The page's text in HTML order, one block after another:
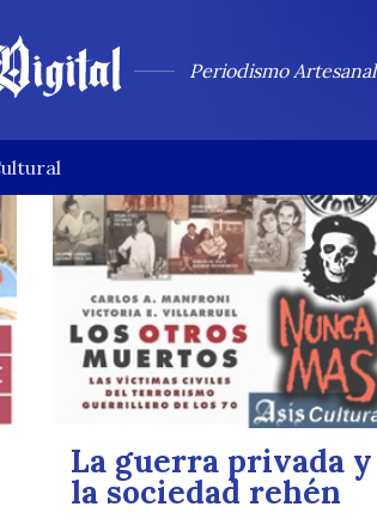
Periodismo Artesanal
La guerra privada y
la sociedad rehén